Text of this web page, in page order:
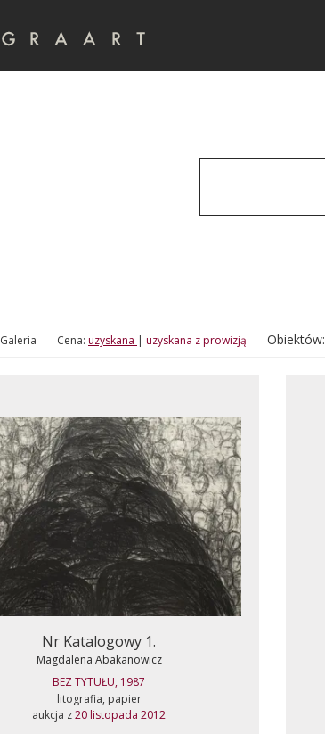
Galeria Cena: uzyskana | uzyskana z prowizją Obiektów:
Nr Katalogowy 1.
Magdalena Abakanowicz
BEZ TYTUŁU, 1987
litografia, papier
aukcja z20 listopada 2012